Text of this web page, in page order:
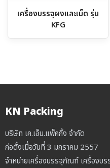
เครื่องบรรจุผงและเม็ด รุ่น
KFG
KN Packing
บริษัท เค.เอ็น.แพ็คกิ้ง จำกัด
ก่อตั้งเมื่อวันที่ 3 มกราคม 2557
จำหน่ายเครื่องบรรจุภัณฑ์ เครื่องบร